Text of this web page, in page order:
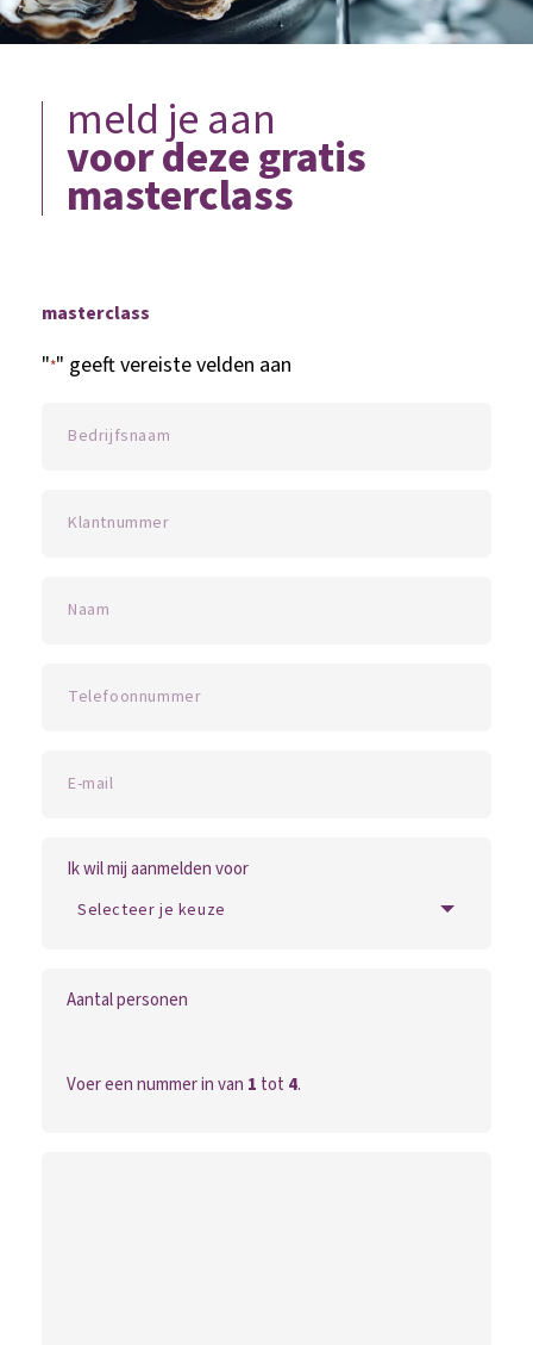
meld je aan
voor deze gratis
masterclass
masterclass
"*" geeft vereiste velden aan
Ik wil mij aanmelden voor
Aantal personen
Voer een nummer in van 1 tot 4.